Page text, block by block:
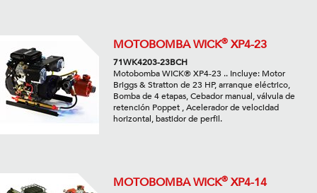
MOTOBOMBA WICK® XP4-23
71WK4203-23BCH
Motobomba WICK® XP4-23 .. Incluye: Motor
Briggs & Stratton de 23 HP, arranque eléctrico,
Bomba de 4 etapas, Cebador manual, válvula de
retención Poppet , Acelerador de velocidad
horizontal, bastidor de perfil.
MOTOBOMBA WICK® XP4-14